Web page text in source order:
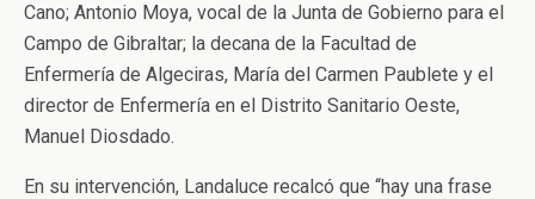
Cano; Antonio Moya, vocal de la Junta de Gobierno para el
Campo de Gibraltar; la decana de la Facultad de
Enfermería de Algeciras, María del Carmen Paublete y el
director de Enfermería en el Distrito Sanitario Oeste,
Manuel Diosdado.
En su intervención, Landaluce recalcó que “hay una frase